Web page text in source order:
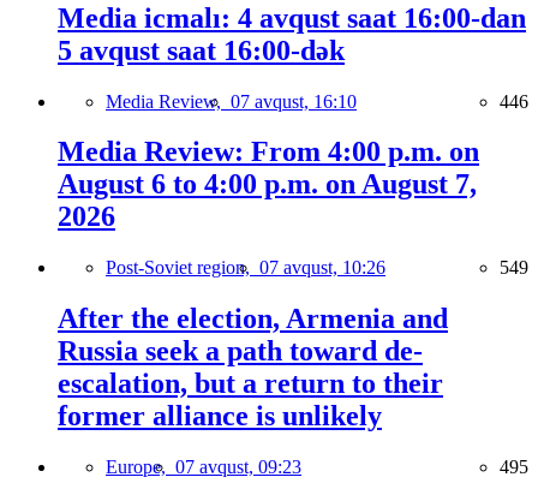
Media icmalı: 4 avqust saat 16:00-dan
5 avqust saat 16:00-dək
Media Review, 07 avqust, 16:10 446
Media Review: From 4:00 p.m. on
August 6 to 4:00 p.m. on August 7,
2026
Post-Soviet region, 07 avqust, 10:26 549
After the election, Armenia and
Russia seek a path toward de-
escalation, but a return to their
former alliance is unlikely
Europe, 07 avqust, 09:23 495